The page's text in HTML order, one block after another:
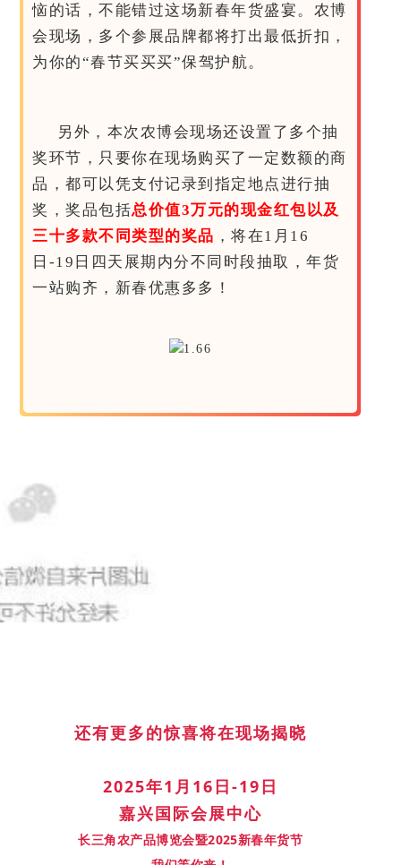
恼的话，不能错过这场新春年货盛宴。农博
会现场，多个参展品牌都将打出最低折扣，
为你的“春节买买买”保驾护航。
另外，本次农博会现场还设置了多个抽
奖环节，只要你在现场购买了一定数额的商
品，都可以凭支付记录到指定地点进行抽
奖，奖品包括总价值3万元的现金红包以及
三十多款不同类型的奖品 ，将在1月16
日-19日四天展期内分不同时段抽取，年货
一站购齐，新春优惠多多！
还有更多的惊喜将在现场揭晓
2025年1月16日-19日
嘉兴国际会展中心
长三角农产品博览会暨2025新春年货节